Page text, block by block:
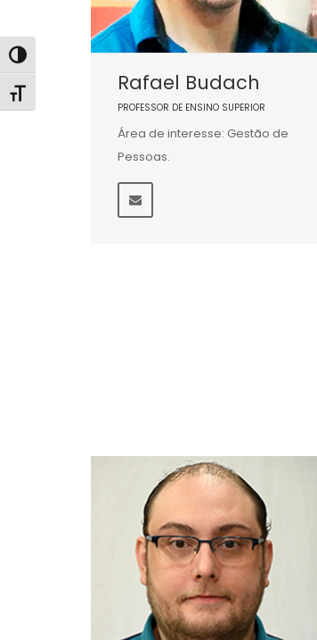
Alternar alto contraste
Alternar tamanho da fonte
Rafael Budach
PROFESSOR DE ENSINO SUPERIOR
Área de interesse: Gestão de
Pessoas.